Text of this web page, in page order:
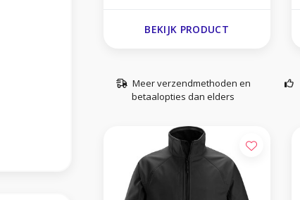
BEKIJK PRODUCT
Meer verzendmethoden en
betaalopties dan elders